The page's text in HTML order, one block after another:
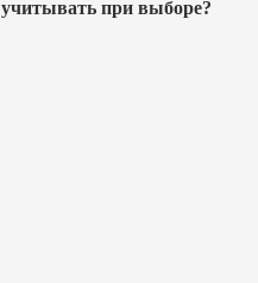
учитывать при выборе?